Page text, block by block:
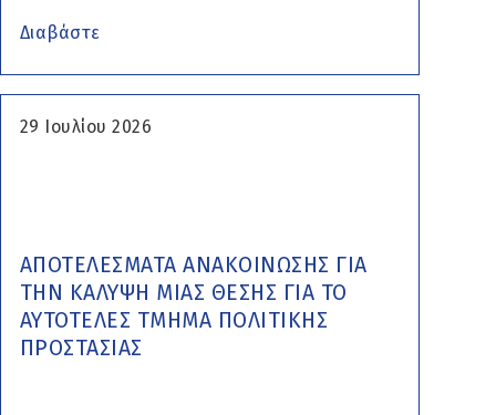
Διαβάστε
29 Ιουλίου 2026
ΑΠΟΤΕΛΕΣΜΑΤΑ ΑΝΑΚΟΙΝΩΣΗΣ ΓΙΑ
ΤΗΝ ΚΑΛΥΨΗ ΜΙΑΣ ΘΕΣΗΣ ΓΙΑ ΤΟ
ΑΥΤΟΤΕΛΕΣ ΤΜΗΜΑ ΠΟΛΙΤΙΚΗΣ
ΠΡΟΣΤΑΣΙΑΣ